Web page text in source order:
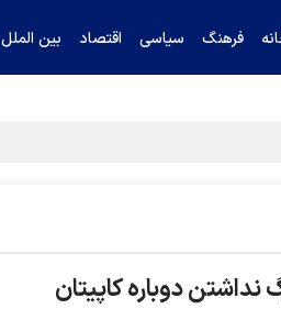
فرهنگ سیاسی اقتصاد بین الملل
خرازی درباره پزشکیان را تکذیب کرد
دوباره کاپیتان